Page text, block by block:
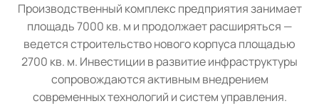
Производственный комплекс предприятия занимает
площадь 7000 кв. м и продолжает расширяться —
ведется строительство нового корпуса площадью
2700 кв. м. Инвестиции в развитие инфраструктуры
сопровождаются активным внедрением
современных технологий и систем управления.